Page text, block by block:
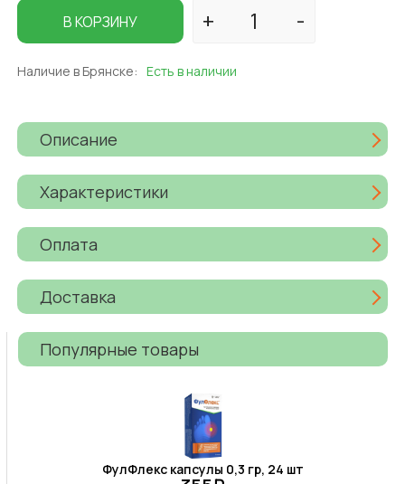
В КОРЗИНУ
Наличие в Брянске: Есть в наличии
Описание
Характеристики
Оплата
Доставка
Популярные товары
ФулФлекс капсулы 0,3 гр, 24 шт